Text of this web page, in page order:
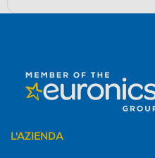
L'AZIENDA